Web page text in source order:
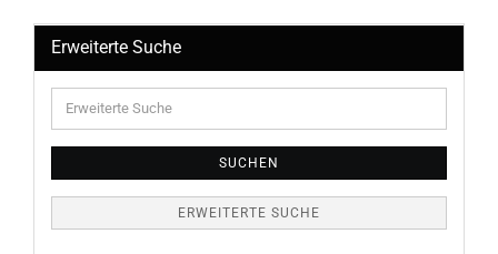
Erweiterte Suche
Suche
SUCHEN
ERWEITERTE SUCHE